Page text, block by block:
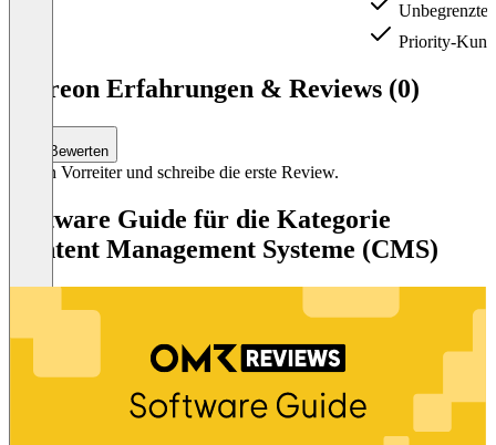
Unbegrenzte
Priority-
Patreon Erfahrungen & Reviews (0)
Bewerten
Sei ein Vorreiter und schreibe die erste Review.
Software Guide für die Kategorie
Content Management Systeme (CMS)